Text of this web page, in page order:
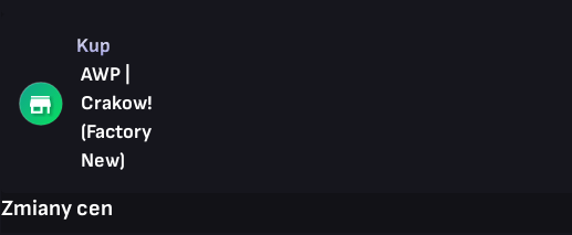
Kup
AWP |
Crakow!
(Factory
New)
Zmiany cen